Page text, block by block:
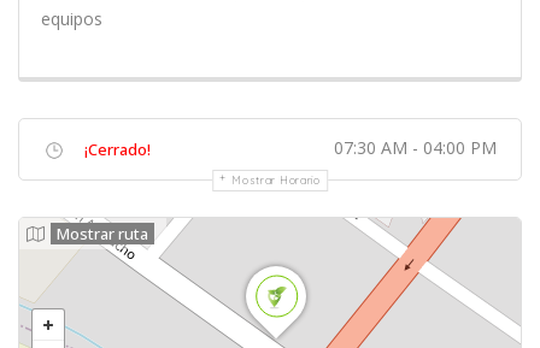
equipos
¡Cerrado! 07:30 AM - 04:00 PM
Mostrar Horario
Mostrar ruta